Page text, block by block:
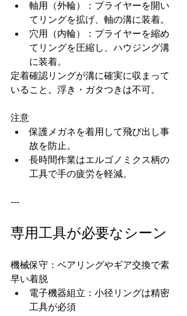
軸用（外輪）：プライヤーを開い
てリングを拡げ、軸の溝に装着。
穴用（内輪）：プライヤーを縮め
てリングを圧縮し、ハウジング溝
に装着。
定着確認リングが溝に確実に収まって
いること。浮き・ガタつきは不可。
注意
保護メガネを着用して飛び出し事
故を防止。
長時間作業はエルゴノミクス柄の
工具で手の疲労を軽減。
---
専用工具が必要なシーン
機械保守：ベアリングやギア交換で素
早い着脱
電子機器組立：小径リングは精密
工具が必須